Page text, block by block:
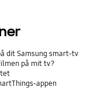
dit Samsung smart-tv
på mit tv?
appen